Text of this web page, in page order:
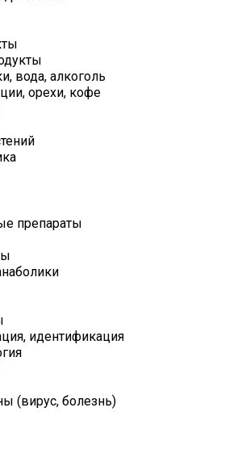
вода, алкоголь
орехи, кофе
препараты
идентификация
(вирус, болезнь)